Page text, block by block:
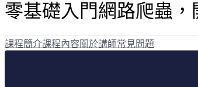
零基礎入門網路爬蟲，
課程簡介課程內容關於講師常見問題